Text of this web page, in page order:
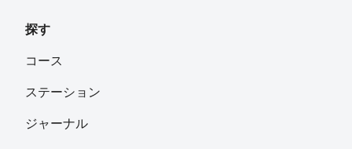
探す
コース
ステーション
ジャーナル